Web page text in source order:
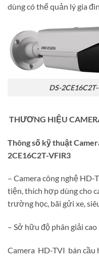
dùng có thể quản lý gia
DS-
THƯƠNG HIỆU
Thông số kỹ thuật
2CE16C2T-VFIR3
– Camera công nghệ
tiện, thích hợp dùng cho
trường học, bãi gửi xe,
– Sở hữu độ phân giải
Camera HD-TVI bán cầu